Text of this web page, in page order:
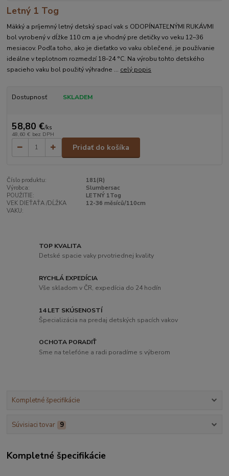
Letný 1 Tog
Mäkký a príjemný letný detský spací vak s ODOPÍNATEĽNÝMI RUKÁVMI
bol vyrobený v dĺžke 110 cm a je vhodný pre detičky vo veku 12–36
mesiacov. Podľa toho, ako je dieťatko vo vaku oblečené, je používanie
ideálne v teplotnom rozmedzí 18–24 °C. Na výrobu tohto detského
spacieho vaku bol použitý výhradne ... celý popis
Dostupnosť SKLADEM
58,80 €/ks
48,60 € bez DPH
Pridať do košíka
Číslo produktu:
181(R)
Výrobca:
Slumbersac
POUŽITIE:
LETNÝ 1Tog
VEK DIEŤAŤA /DĹŽKA
VAKU:
12-36 měsíců/110cm
TOP KVALITA
Detské spacie vaky prvotriednej kvality
RYCHLÁ EXPEDÍCIA
Vše skladom v ČR, expedícia do 24 hodín
14 LET SKÚSENOSTÍ
Špecializácia na predaj detských spacích vakov
OCHOTA PORADIŤ
Sme na telefóne a radi poradíme s výberom
Kompletné špecifikácie
Súvisiaci tovar 9
Kompletné špecifikácie